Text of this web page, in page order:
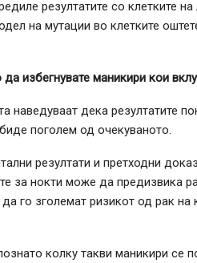
резултатите со клетките
на мутации во клетките
избегнувате маникири кои
наведуваат дека резултатите
поголем од очекуваното.
резултати и претходни
за нокти може да предизвика
го зголемат ризикот од рак на
колку такви маникири се